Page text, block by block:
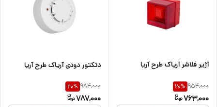
آژیر فلاشر آریاک طرح آریا
954,000
20%
763,000
دتکتور دودی آریاک طرح آریا
984,000
20%
787,000